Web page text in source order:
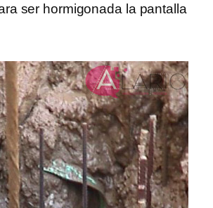
ser hormigonada la pantalla